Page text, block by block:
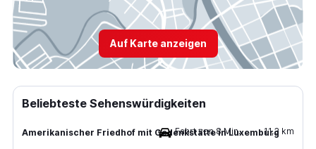
Auf Karte anzeigen
Beliebteste Sehenswürdigkeiten
Amerikanischer Friedhof mit Gedenkstätte in Luxemburg
Fahrt von 8 Min. 11,3 km